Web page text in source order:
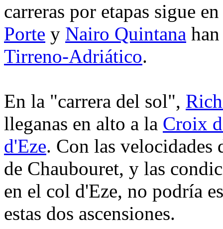
carreras por etapas sigue
Porte y Nairo Quintana
Tirreno-Adriático.
En la "carrera del sol",
lleganas en alto a la Croix
d'Eze. Con las velocidades
de Chaubouret, y las
en el col d'Eze, no podría
estas dos ascensiones.